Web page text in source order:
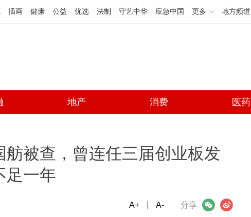
插画 健康 公益 优选 法制 守艺中华 应急中国 更多 地方频道
地产 消费 医药
被查，曾连任三届创业板发
足一年
分享
微信 微博
A+ A-